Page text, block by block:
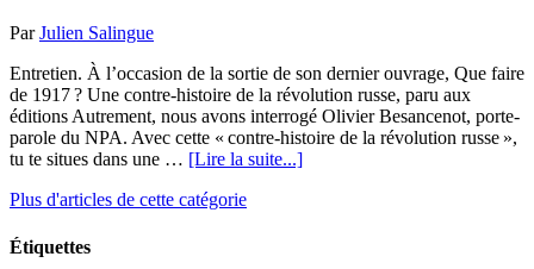
ParJulien Salingue
Entretien. À l’occasion de la sortie de son dernier ouvrage, Que faire
de 1917 ? Une contre-histoire de la révolution russe, paru aux
éditions Autrement, nous avons interrogé Olivier Besancenot, porte-
parole du NPA. Avec cette « contre-histoire de la révolution russe »,
tu te situes dans une … [Lire la suite...]
Plus d'articles de cette catégorie
Étiquettes